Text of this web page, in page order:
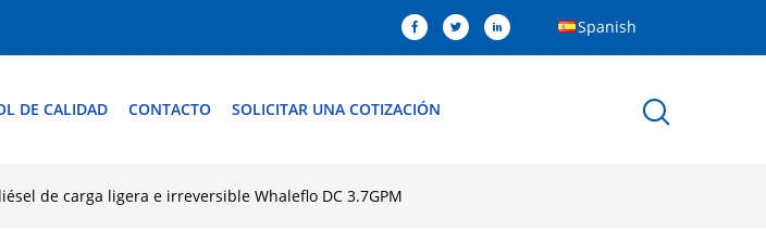
Spanish
DE CALIDAD CONTACTO SOLICITAR UNA COTIZACIÓN
de carga ligera e irreversible Whaleflo DC 3.7GPM